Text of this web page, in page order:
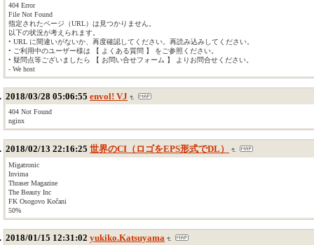
404 Error
File Not Found
指定されたページ（URL）は見つかりません。
以下の状況が考えられます。
• URL に間違いがないか、再度確認してください。再読み込みしてください。
• ご利用中のユーザー様は 【 よくある質問 】 をご参照ください。
• 疑問点等ございましたら 【 お問い合せフォーム 】 よりお問合せください。
- We host
2018/03/28 05:06:55 envol! VJ
404 Not Found
nginx
2018/02/13 22:16:25 世界のCI（ロゴをEPS形式でDL）
Migatronic
Invima
Thraser Magazine
The Beauty Inc
FK Osogovo Kočani
50%
2018/01/15 12:31:02 yukiko.Katsuyama